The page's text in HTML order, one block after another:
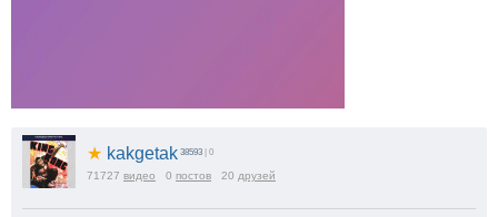
★ kakgetak 38593 | 0
71727 видео 0 постов 20 друзей